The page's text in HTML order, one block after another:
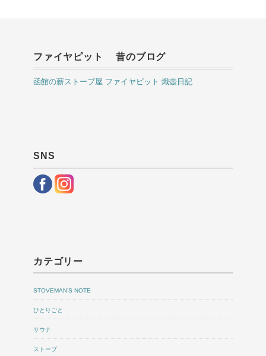
ファイヤピット 昔のブログ
函館の薪ストーブ屋 ファイヤピット 熾壺日記
SNS
カテゴリー
STOVEMAN’S NOTE
ひとりごと
サウナ
ストーブ